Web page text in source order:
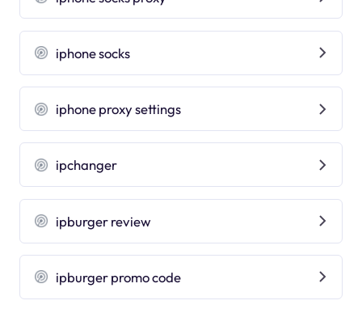
iphone socks
iphone proxy settings
ipchanger
ipburger review
ipburger promo code